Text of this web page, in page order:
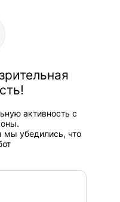
активность с
мы убедились, что